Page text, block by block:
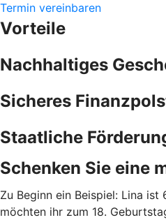
Termin vereinbaren
Vorteile
Nachhaltiges
Sicheres
Staatliche
Schenken Sie eine
Zu Beginn ein Beispiel: Lina ist
möchten ihr zum 18.